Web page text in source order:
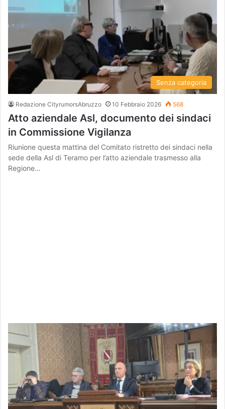
Senza categoria
Redazione CityrumorsAbruzzo 10 Febbraio 2026 568
Atto aziendale Asl, documento dei sindaci
in Commissione Vigilanza
Riunione questa mattina del Comitato ristretto dei sindaci nella
sede della Asl di Teramo per l’atto aziendale trasmesso alla
Regione…